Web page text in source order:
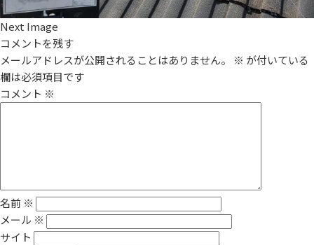
Next Image
コメントを残す
メールアドレスが公開されることはありません。
※ が付いている
欄は必須項目です
コメント ※
名前 ※
メール ※
サイト